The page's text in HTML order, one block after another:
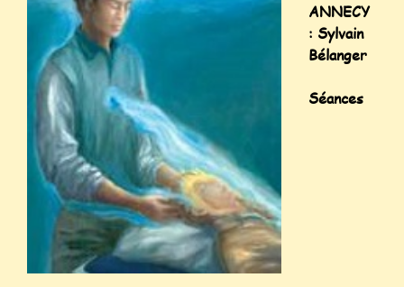
ANNECY
: Sylvain
Bélanger
Séances